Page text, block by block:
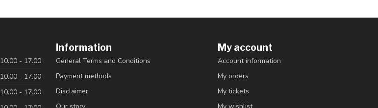
10.00 - 17.00
10.00 - 17.00
10.00 - 17.00
Information
General Terms and Conditions
Payment methods
Disclaimer
My account
Account information
My orders
My tickets